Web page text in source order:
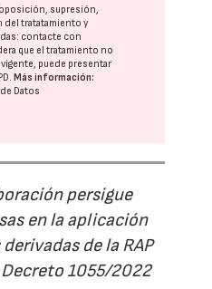
supresión,
del tratatamiento y
contacte con
que el tratamiento no
vigente, puede presentar
.Más información:
Datos
persigue
en la aplicación
de la RAP
1055/2022